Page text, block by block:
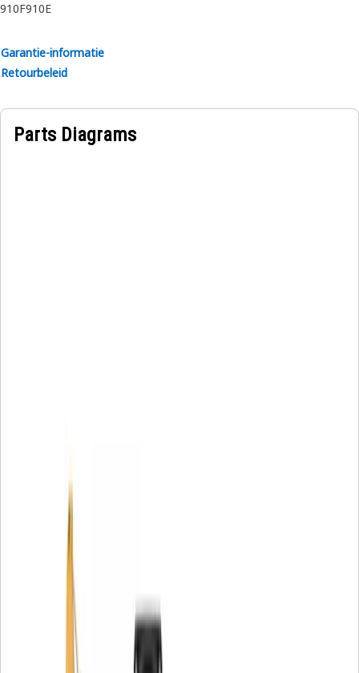
910F910E
Garantie-informatie
Retourbeleid
Parts Diagrams